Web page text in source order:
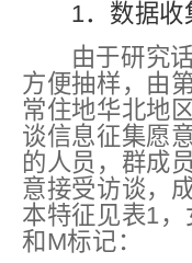
1．数据收
由于研究
方便抽样，由
常住地华北地
谈信息征集愿
的人员，群成
意接受访谈，
本特征见表1
和M标记：